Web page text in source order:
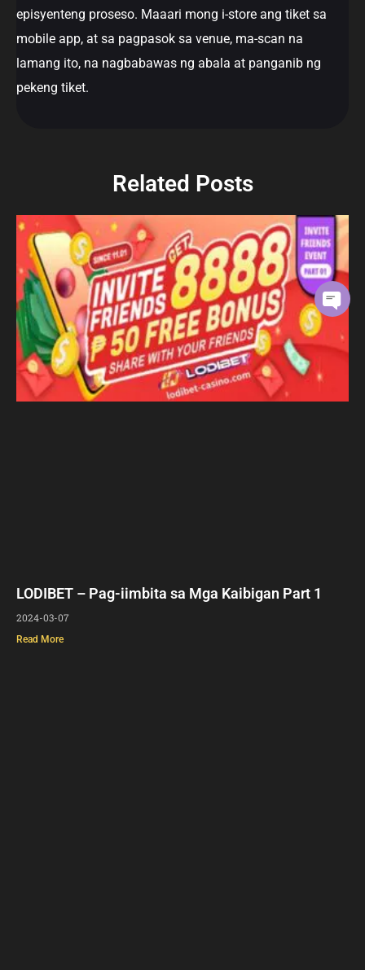
episyenteng proseso. Maaari mong i-store ang tiket sa
mobile app, at sa pagpasok sa venue, ma-scan na
lamang ito, na nagbabawas ng abala at panganib ng
pekeng tiket.
Related Posts
LODIBET – Pag-iimbita sa Mga Kaibigan Part 1
2024-03-07
Read More